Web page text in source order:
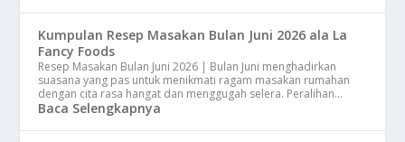
Kumpulan Resep Masakan Bulan Juni 2026 ala La
Fancy Foods
Resep Masakan Bulan Juni 2026 | Bulan Juni menghadirkan
suasana yang pas untuk menikmati ragam masakan rumahan
dengan cita rasa hangat dan menggugah selera. Peralihan…
Baca Selengkapnya